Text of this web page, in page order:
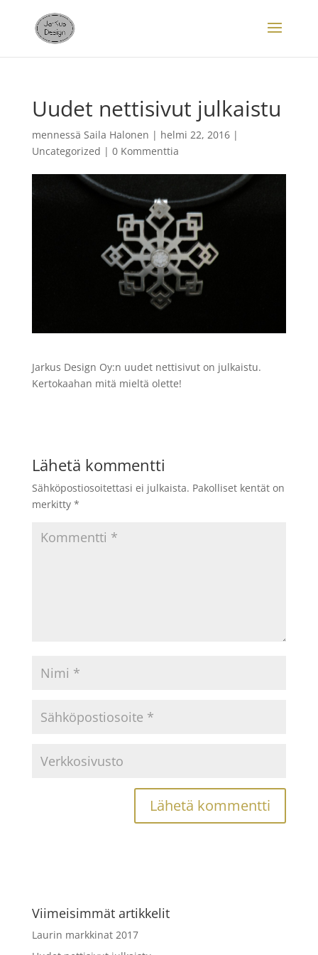
Uudet nettisivut julkaistu
mennessä Saila Halonen | helmi 22, 2016|
Uncategorized | 0 Kommenttia
Jarkus Design Oy:n uudet nettisivut on julkaistu.
Kertokaahan mitä mieltä olette!
Lähetä kommentti
Sähköpostiosoitettasi ei julkaista. Pakolliset kentät on
merkitty *
Viimeisimmät artikkelit
Laurin markkinat 2017